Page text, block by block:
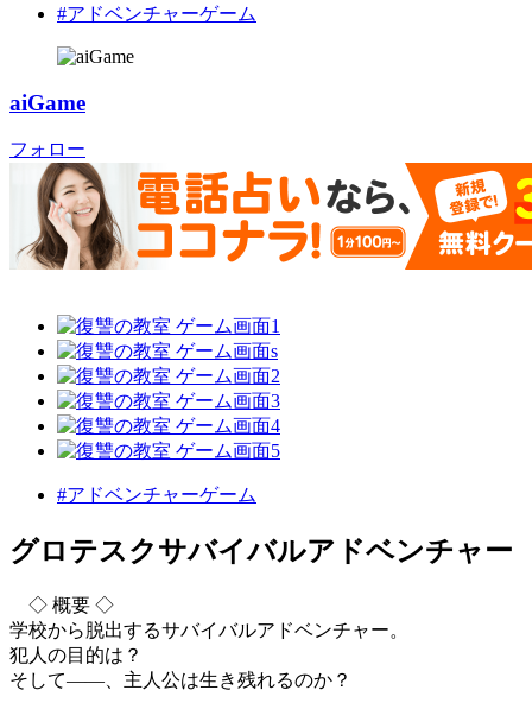
#アドベンチャーゲーム
aiGame
フォロー
#アドベンチャーゲーム
グロテスクサバイバルアドベンチャー
◇ 概要 ◇
学校から脱出するサバイバルアドベンチャー。
犯人の目的は？
そして――、主人公は生き残れるのか？